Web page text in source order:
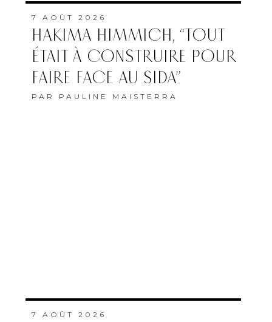
7 AOÛT 2026
HAKIMA HIMMICH, “TOUT
ÉTAIT À CONSTRUIRE POUR
FAIRE FACE AU SIDA”
PAR PAULINE MAISTERRA
7 AOÛT 2026